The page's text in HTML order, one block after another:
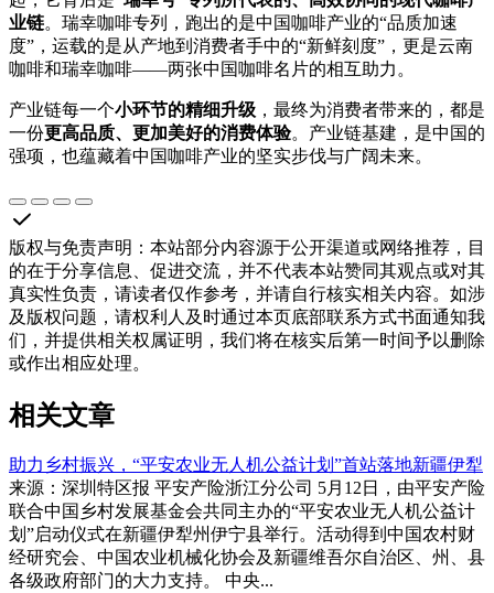
业链。瑞幸咖啡专列，跑出的是中国咖啡产业的“品质加速
度”，运载的是从产地到消费者手中的“新鲜刻度”，更是云南
咖啡和瑞幸咖啡——两张中国咖啡名片的相互助力。
产业链每一个小环节的精细升级 ，最终为消费者带来的，都是
一份更高品质、更加美好的消费体验。产业链基建，是中国的
强项，也蕴藏着中国咖啡产业的坚实步伐与广阔未来。
版权与免责声明 ： 本站部分内容源于公开渠道或网络推荐，目
的在于分享信息、促进交流，并不代表本站赞同其观点或对其
真实性负责，请读者仅作参考，并请自行核实相关内容。如涉
及版权问题，请权利人及时通过本页底部联系方式书面通知我
们，并提供相关权属证明，我们将在核实后第一时间予以删除
或作出相应处理。
相关文章
助力乡村振兴，“平安农业无人机公益计划”首站落地新疆伊犁
来源：深圳特区报 平安产险浙江分公司 5月12日，由平安产险
联合中国乡村发展基金会共同主办的“平安农业无人机公益计
划”启动仪式在新疆伊犁州伊宁县举行。活动得到中国农村财
经研究会、中国农业机械化协会及新疆维吾尔自治区、州、县
各级政府部门的大力支持。 中央...